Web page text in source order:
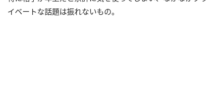
イベートな話題は振れないもの。